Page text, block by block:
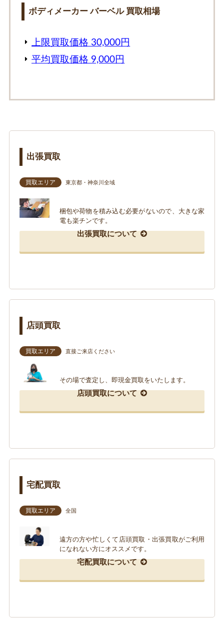
ボディメーカー バーベル 買取相場
上限買取価格 30,000円
平均買取価格 9,000円
出張買取
買取エリア 東京都・神奈川全域
梱包や荷物を積み込む必要がないので、大きな家
電も楽チンです。
出張買取について
店頭買取
買取エリア 直接ご来店ください
その場で査定し、即現金買取をいたします。
店頭買取について
宅配買取
買取エリア 全国
遠方の方や忙しくて店頭買取・出張買取がご利用
になれない方にオススメです。
宅配買取について